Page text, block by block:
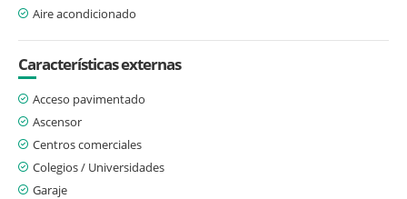
Aire acondicionado
Características externas
Acceso pavimentado
Ascensor
Centros comerciales
Colegios / Universidades
Garaje